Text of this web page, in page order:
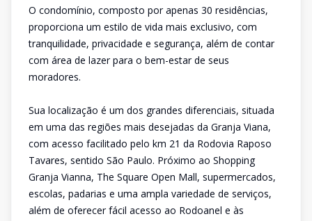
O condomínio, composto por apenas 30 residências,
proporciona um estilo de vida mais exclusivo, com
tranquilidade, privacidade e segurança, além de contar
com área de lazer para o bem-estar de seus
moradores.
Sua localização é um dos grandes diferenciais, situada
em uma das regiões mais desejadas da Granja Viana,
com acesso facilitado pelo km 21 da Rodovia Raposo
Tavares, sentido São Paulo. Próximo ao Shopping
Granja Vianna, The Square Open Mall, supermercados,
escolas, padarias e uma ampla variedade de serviços,
além de oferecer fácil acesso ao Rodoanel e às